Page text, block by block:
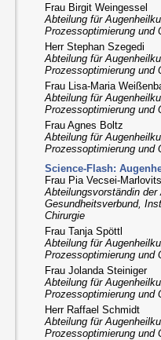
Frau Birgit Weingessel
Abteilung für
Prozessoptimierung und
Herr Stephan Szegedi
Abteilung für
Prozessoptimierung und
Frau Lisa-Maria
Abteilung für
Prozessoptimierung und
Frau Agnes Boltz
Abteilung für
Prozessoptimierung und
Science-Flash:
Frau Pia Vecsei-Marlovits
Abteilungsvorständin
Gesundheitsverbund,
Chirurgie
Frau Tanja Spöttl
Abteilung für
Prozessoptimierung und
Frau Jolanda Steiniger
Abteilung für
Prozessoptimierung und
Herr Raffael Schmidt
Abteilung für
Prozessoptimierung und